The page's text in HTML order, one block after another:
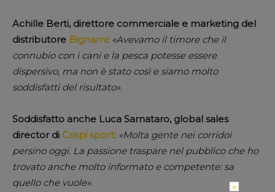
Achille Berti, direttore commerciale e marketing del
distributore Bignami: «Avevamo il timore che il
connubio con i cani e la pesca potesse essere
dispersivo, ma non è stato così e siamo molto
soddisfatti del risultato».
Soddisfatto anche Luca Sarnataro, global sales
director di Crispi sport: «Molta gente nei corridoi
persino oggi. La passione traspare nel pubblico che ho
trovato anche molto informato e competente: sa
quello che vuole». ×